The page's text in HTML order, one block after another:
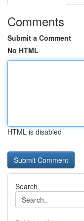
Comments
Submit a Comment
No HTML
HTML is disabled
Search